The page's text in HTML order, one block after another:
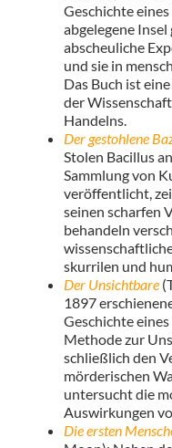
Geschichte
abgelegene
abscheuliche
und sie in
Das Buch ist
der
Handelns.
Der gestohlene
Stolen Bacillus
Sammlung von
veröffentlicht,
seinen scharfen
behandeln
skurrilen und
Der Unsichtbare
1897
Geschichte
Methode zur
schließlich den
mörderischen
untersucht die
Auswirkungen
Die ersten